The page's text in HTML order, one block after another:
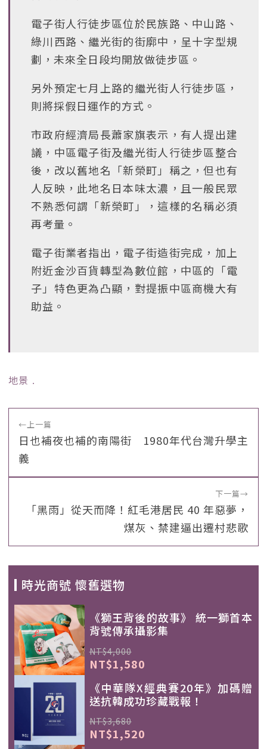
電子街人行徒步區位於民族路、中山路、
綠川西路、繼光街的街廓中，呈十字型規
劃，未來全日段均開放做徒步區。
另外預定七月上路的繼光街人行徒步區，
則將採假日運作的方式。
市政府經濟局長蕭家旗表示，有人提出建
議，中區電子街及繼光街人行徒步區整合
後，改以舊地名「新榮町」稱之，但也有
人反映，此地名日本味太濃，且一般民眾
不熟悉何謂「新榮町」，這樣的名稱必須
再考量。
電子街業者指出，電子街造街完成，加上
附近金沙百貨轉型為數位館，中區的「電
子」特色更為凸顯，對提振中區商機大有
助益。
地景 ﹒
←上一篇
日也補夜也補的南陽街 1980年代台灣升學主
義
下一篇→
「黑雨」從天而降！紅毛港居民 40 年惡夢，
煤灰、禁建逼出遷村悲歌
時光商號 懷舊選物
《獅王背後的故事》 統一獅首本
背號傳承攝影集
NT$4,000
NT$1,580
《中華隊X經典賽20年》加碼贈
送抗韓成功珍藏戰報！
NT$3,680
NT$1,520